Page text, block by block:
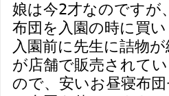
娘は今2才なのですが
布団を入園の時に買
入園前に先生に詰物
が店舗で販売されて
ので、安いお昼寝布